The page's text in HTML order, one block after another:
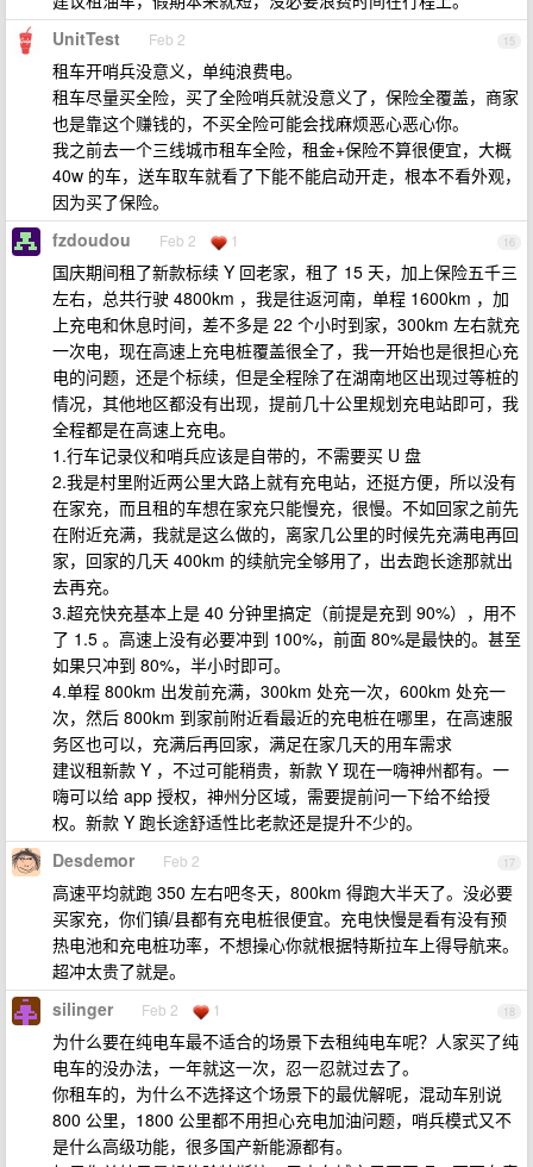
15
UnitTest Feb 2
租车开哨兵没意义，单纯浪费电。
租车尽量买全险，买了全险哨兵就没意义了，保险全覆盖，商家
也是靠这个赚钱的，不买全险可能会找麻烦恶心恶心你。
我之前去一个三线城市租车全险，租金+保险不算很便宜，大概
40w 的车，送车取车就看了下能不能启动开走，根本不看外观，
因为买了保险。
16
fzdoudou Feb 2 1
国庆期间租了新款标续 Y 回老家，租了 15 天，加上保险五千三
左右，总共行驶 4800km ，我是往返河南，单程 1600km ，加
上充电和休息时间，差不多是 22 个小时到家，300km 左右就充
一次电，现在高速上充电桩覆盖很全了，我一开始也是很担心充
电的问题，还是个标续，但是全程除了在湖南地区出现过等桩的
情况，其他地区都没有出现，提前几十公里规划充电站即可，我
全程都是在高速上充电。
1.行车记录仪和哨兵应该是自带的，不需要买 U 盘
2.我是村里附近两公里大路上就有充电站，还挺方便，所以没有
在家充，而且租的车想在家充只能慢充，很慢。不如回家之前先
在附近充满，我就是这么做的，离家几公里的时候先充满电再回
家，回家的几天 400km 的续航完全够用了，出去跑长途那就出
去再充。
3.超充快充基本上是 40 分钟里搞定（前提是充到 90%），用不
了 1.5 。高速上没有必要冲到 100%，前面 80%是最快的。甚至
如果只冲到 80%，半小时即可。
4.单程 800km 出发前充满，300km 处充一次，600km 处充一
次，然后 800km 到家前附近看最近的充电桩在哪里，在高速服
务区也可以，充满后再回家，满足在家几天的用车需求
建议租新款 Y ，不过可能稍贵，新款 Y 现在一嗨神州都有。一
嗨可以给 app 授权，神州分区域，需要提前问一下给不给授
权。新款 Y 跑长途舒适性比老款还是提升不少的。
17
Desdemor Feb 2
高速平均就跑 350 左右吧冬天，800km 得跑大半天了。没必要
买家充，你们镇/县都有充电桩很便宜。充电快慢是看有没有预
热电池和充电桩功率，不想操心你就根据特斯拉车上得导航来。
超冲太贵了就是。
18
silinger Feb 2 1
为什么要在纯电车最不适合的场景下去租纯电车呢？人家买了纯
电车的没办法，一年就这一次，忍一忍就过去了。
你租车的，为什么不选择这个场景下的最优解呢，混动车别说
800 公里，1800 公里都不用担心充电加油问题，哨兵模式又不
是什么高级功能，很多国产新能源都有。